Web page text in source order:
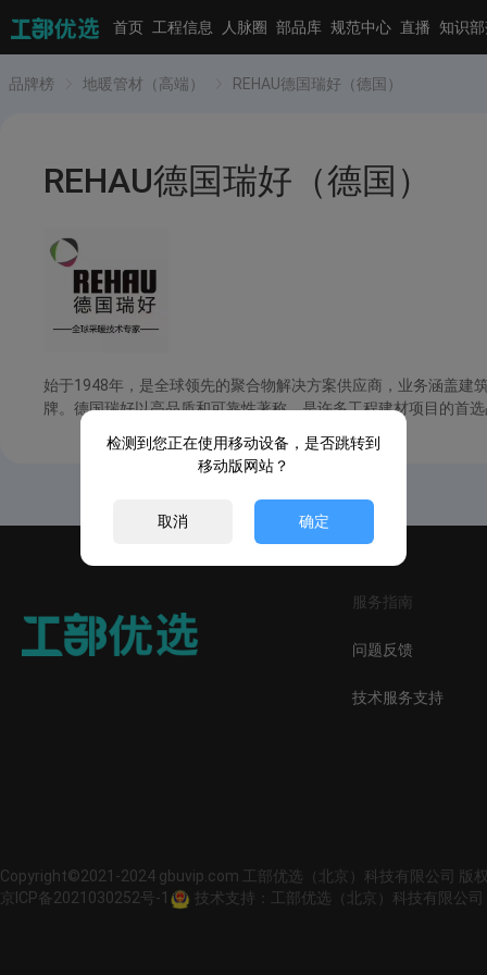
首页 工程信息 人脉圈 部品库 规范中心 直播 知识
品牌榜 地暖管材（高端） REHAU德国瑞好（德国）
REHAU德国瑞好（德国）
始于1948年，是全球领先的聚合物解决方案供应商，业务涵盖建
牌。德国瑞好以高品质和可靠性著称，是许多工程建材项目的首
服务指南
问题反馈
技术服务支持
Copyright©2021-2024 gbuvip.com 工部优选（北京）科技有限公司 版
京ICP备2021030252号-1
技术支持：工部优选（北京）科技有限公司
检测到您正在使用移动设备，是否跳转到
移动版网站？
取消 确定